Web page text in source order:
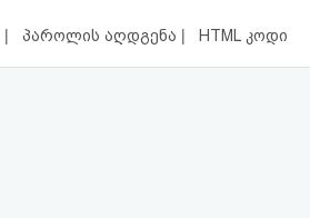
| პაროლის აღდგენა | HTML კოდი